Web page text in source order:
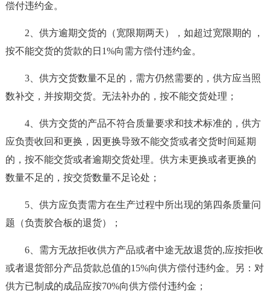
偿付违约金。
2、供方逾期交货的（宽限期两天），如超过宽限期的 ，
按不能交货的货款的日1%向需方偿付违约金。
3、供方交货数量不足的，需方仍然需要的，供方应当照
数补交，并按期交货。无法补办的，按不能交货处理；
4、供方交货的产品不符合质量要求和技术标准的，供方
应负责收回和更换，因更换导致不能交货或者交货时间延期
的，按不能交货或者逾期交货处理。供方未更换或者更换的
数量不足的，按交货数量不足论处；
5、供方应负责需方在生产过程中所出现的第四条质量问
题（负责胶合板的退货）；
6、需方无故拒收供方产品或者中途无故退货的,应按拒收
或者退货部分产品货款总值的15%向供方偿付违约金。另：对
供方已制成的成品应按70%向供方偿付违约金；